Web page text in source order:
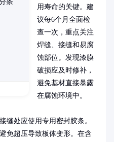
用寿命的关键。建
议每6个月全面检
查一次，重点关注
焊缝、接缝和易腐
蚀部位。发现漆膜
破损应及时修补，
避免基材直接暴露
在腐蚀环境中。
缝处应使用专用密封胶条。
免超压导致板体变形。在含